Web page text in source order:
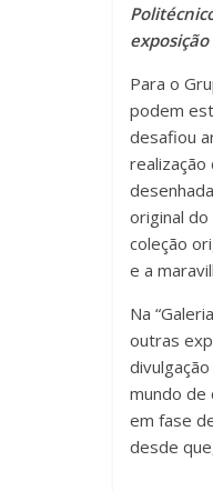
Para o
podem
desafiou
realização
original
coleção
e a
Na
outras
mundo de
em fase
desde